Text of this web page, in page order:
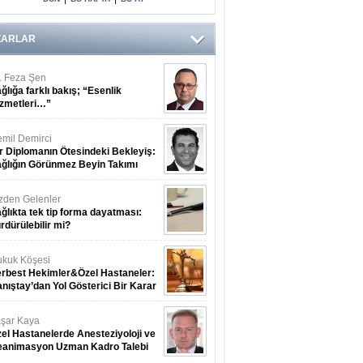
Feza Şen
farklı bakış; “Esenlik
Demirci
Diplomanın Ötesindeki Bekleyiş:
Görünmez Beyin Takımı
Gelenler
tek tip forma dayatması:
mi?
Köşesi
Hekimler&Özel Hastaneler:
Yol Gösterici Bir Karar
Kaya
Hastanelerde Anesteziyoloji ve
Uzman Kadro Talebi